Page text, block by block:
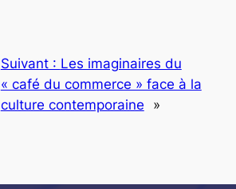
Suivant : Les imaginaires du
« café du commerce » face à la
culture contemporaine
»